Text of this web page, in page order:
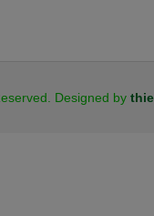
Designed by